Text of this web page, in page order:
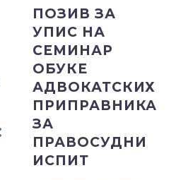
ИСПИТ
ПОЗИВ ЗА
УПИС НА
СЕМИНАР
ОБУКЕ
АДВОКАТСКИХ
ПРИПРАВНИКА
ЗА
ПРАВОСУДНИ
ИСПИТ